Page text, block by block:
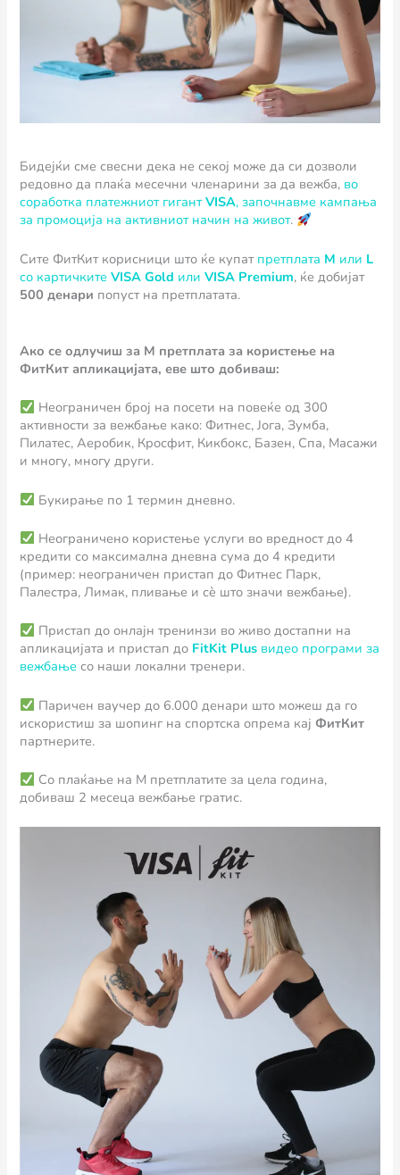
Бидејќи сме свесни дека не секој може да си дозволи
редовно да плаќа месечни членарини за да вежба, во
соработка платежниот гигантVISA, започнавме кампања
за промоција на активниот начин на живот.
Сите ФитКит корисници што ќе купат претплата М или L
со картичкитеVISA Gold илиVISA Premium, ќе добијат
500 денари попуст на претплатата.
Ако се одлучиш за M претплата за користење на
ФитКит апликацијата, еве што добиваш:
Неограничен број на посети на повеќе од 300
активности за вежбање како: Фитнес, Јога, Зумба,
Пилатес, Аеробик, Кросфит, Кикбокс, Базен, Спа, Масажи
и многу, многу други.
Букирање по 1 термин дневно.
Неограничено користење услуги во вредност до 4
кредити со максимална дневна сума до 4 кредити
(пример: неограничен пристап до Фитнес Парк,
Палестра, Лимак, пливање и сè што значи вежбање).
Пристап до онлајн тренинзи во живо достапни на
апликацијата и пристап до FitKit Plus видео програми за
вежбање со наши локални тренери.
Паричен ваучер до 6.000 денари што можеш да го
искористиш за шопинг на спортска опрема кајФитКит
партнерите.
Со плаќање на М претплатите за цела година,
добиваш 2 месеца вежбање гратис.